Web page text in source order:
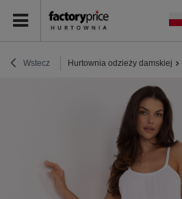
Wstecz Hurtownia odzieży damskiej